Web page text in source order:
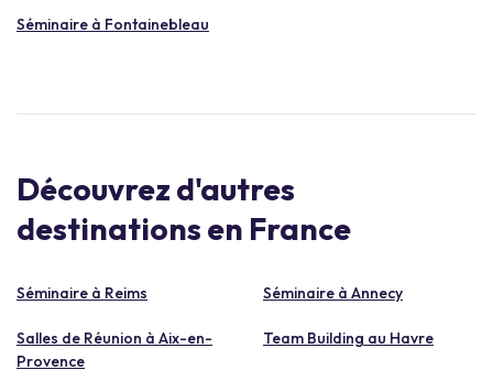
Séminaire à Fontainebleau
Découvrez d'autres
destinations en France
Séminaire à Reims Séminaire à Annecy
Salles de Réunion à Aix-en-
Provence
Team Building au Havre